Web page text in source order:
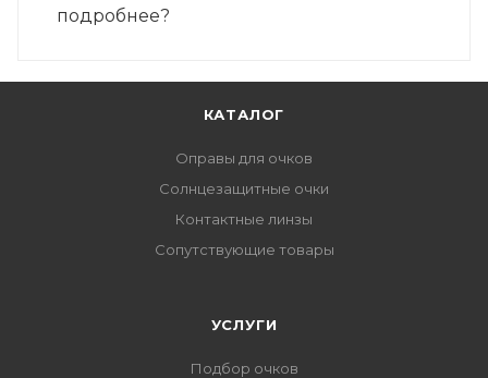
подробнее?
КАТАЛОГ
Оправы для очков
Солнцезащитные очки
Контактные линзы
Сопутствующие товары
УСЛУГИ
Подбор очков